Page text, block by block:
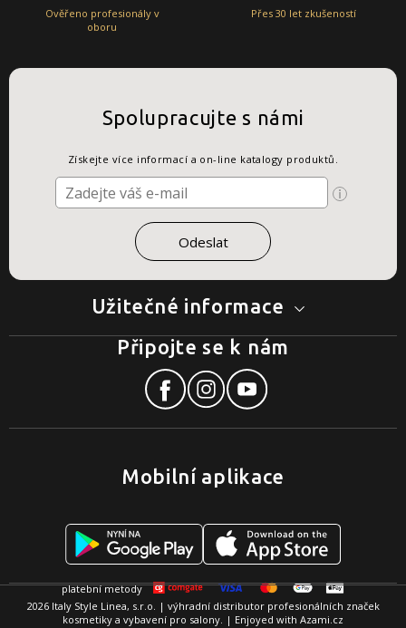
Ověřeno profesionály v
oboru
Přes 30 let zkušeností
Užitečné informace
Spolupracujte s námi
Získejte více informací a on-line katalogy produktů.
Mobilní aplikace
Připojte se k nám
2026 Italy Style Linea, s.r.o. | výhradní distributor profesionálních značek
kosmetiky a vybavení pro salony. | Enjoyed with Azami.cz